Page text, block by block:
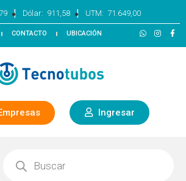
| Dólar: 911,58 | UTM: 71.649,00
CONTACTO UBICACIÓN
Ingresar